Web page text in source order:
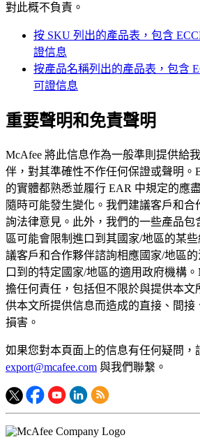
對此概不負責。
按 SKU 列出的產品表，包含
證信息
按產品名稱列出的產品表，包含
可證信息
重要聲明和免責聲明
McAfee 將此信息作為一般準則提供給
伴，對其準確性不作任何保證或聲明。
的實體都熟悉並履行 EAR 中規定的應
隨時可能發生變化。我們建議客戶和
詢法律意見。此外，我們的一些產品包
區可能會限制進口到其國家/地區的某
議客戶和合作夥伴諮詢相應國家/地區
口到的特定國家/地區的適用政府機構
擔任何責任，包括但不限於與提供本文
供本文所提供信息而造成的直接、間接
損害。
如果您對本頁面上的信息有任何疑問，
export@mcafee.com 與我們聯繫。